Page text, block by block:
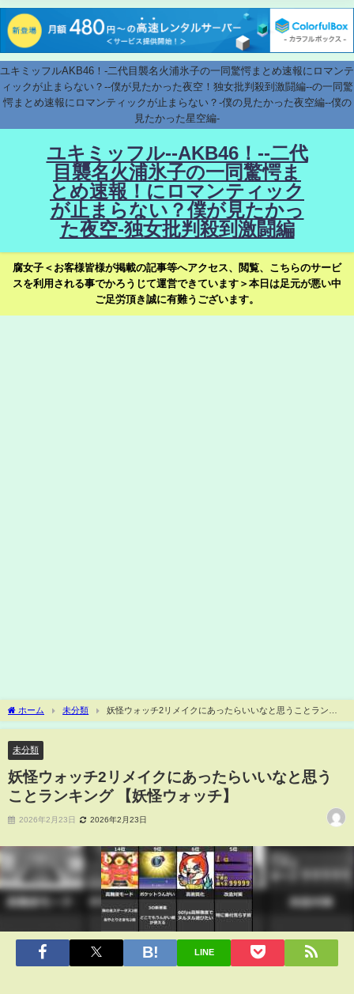
ユキミッフルAKB46！-二代目襲名火浦氷子の一同驚愕まとめ速報にロマンテ
ィックが止まらない？--僕が見たかった夜空！独女批判殺到激闘編--の一同驚
愕まとめ速報にロマンティックが止まらない？-僕の見たかった夜空編--僕の
見たかった星空編-
ユキミッフル--AKB46！--二代
目襲名火浦氷子の一同驚愕ま
とめ速報！にロマンティック
が止まらない？僕が見たかっ
た夜空-独女批判殺到激闘編
腐女子＜お客様皆様が掲載の記事等へアクセス、閲覧、こちらのサービ
スを利用される事でかろうじて運営できています＞本日は足元が悪い中
ご足労頂き誠に有難うございます。
ホーム 未分類
妖怪ウォッチ2リメイクにあったらいいなと思うことランキ
ング 【妖怪ウォッチ】
未分類
妖怪ウォッチ2リメイクにあったらいいなと思う
ことランキング 【妖怪ウォッチ】
2026年2月23日 2026年2月23日
LINE